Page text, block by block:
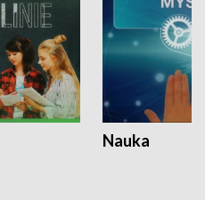
Nauka